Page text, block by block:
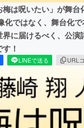
は呪いたい」が舞台
化ではなく、舞台化
に届けるべく、公
！
LINEで送る URL